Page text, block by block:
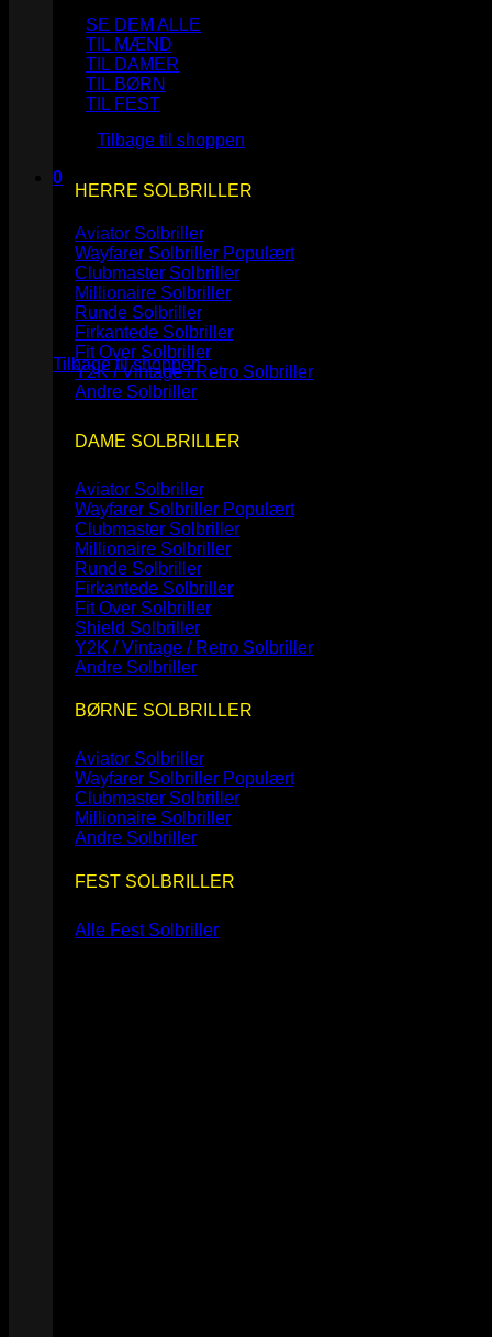
Ingen varer i kurven.
Tilbage til shoppen
0
Kurv
Ingen varer i kurven.
Tilbage til shoppen
SE DEM ALLE
TIL MÆND
TIL DAMER
TIL BØRN
TIL FEST
HERRE SOLBRILLER
Aviator Solbriller
Wayfarer Solbriller
Clubmaster Solbriller
Millionaire Solbriller
Runde Solbriller
Firkantede Solbriller
Fit Over Solbriller
Y2K / Vintage / Retro Solbriller
Andre Solbriller
DAME SOLBRILLER
Aviator Solbriller
Wayfarer Solbriller
Clubmaster Solbriller
Millionaire Solbriller
Runde Solbriller
Firkantede Solbriller
Fit Over Solbriller
Shield Solbriller
Y2K / Vintage / Retro Solbriller
Andre Solbriller
BØRNE SOLBRILLER
Aviator Solbriller
Wayfarer Solbriller
Clubmaster Solbriller
Millionaire Solbriller
Andre Solbriller
FEST SOLBRILLER
Alle Fest Solbriller